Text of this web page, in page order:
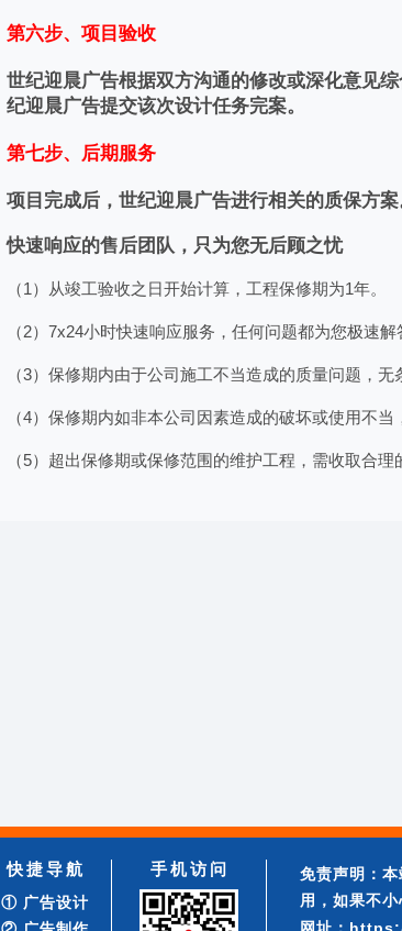
第六步、项目验收
世纪迎晨广告根据双方沟通的修改或深化意见
纪迎晨广告提交该次设计任务完案。
第七步、后期服务
项目完成后，世纪迎晨广告进行相关的质保方案
快速响应的售后团队，只为您无后顾之忧
（1）从竣工验收之日开始计算，工程保修期为1年。
（2）7x24小时快速响应服务，任何问题都为您极速解
（3）保修期内由于公司施工不当造成的质量问题，无
（4）保修期内如非本公司因素造成的破坏或使用不当
（5）超出保修期或保修范围的维护工程，需收取合理
快捷导航
① 广告设计
手机访问
免责声明：
用，如果不